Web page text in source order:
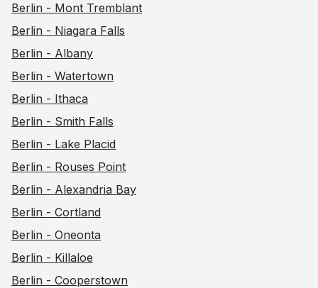
Berlin - Mont Tremblant
Berlin - Niagara Falls
Berlin - Albany
Berlin - Watertown
Berlin - Ithaca
Berlin - Smith Falls
Berlin - Lake Placid
Berlin - Rouses Point
Berlin - Alexandria Bay
Berlin - Cortland
Berlin - Oneonta
Berlin - Killaloe
Berlin - Cooperstown